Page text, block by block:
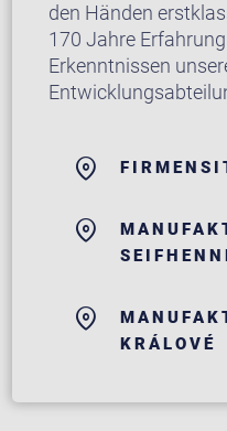
den Händen
170 Jahre
Erkenntnissen
KRÁLOVÉ